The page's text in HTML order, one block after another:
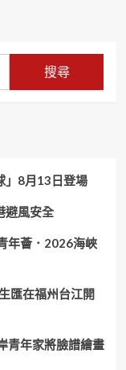
搜尋
8月13日登場
避風安全
年薈．2026海峽
匯在福州台江開
青年家將臉譜繪畫